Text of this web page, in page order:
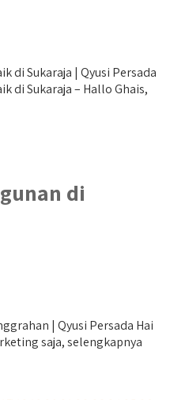
di Sukaraja | Qyusi Persada
di Sukaraja – Hallo Ghais,
di
| Qyusi Persada Hai
saja, selengkapnya